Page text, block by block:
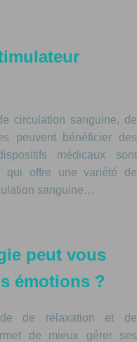
circulation sanguine, de
peuvent bénéficier des
médicaux sont
qui offre une variété de
sanguine…
peut vous
émotions ?
de relaxation et de
de mieux gérer ses